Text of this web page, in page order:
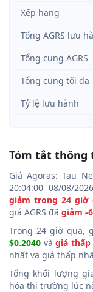
Xếp hạng
Tổng AGRS lưu
Tổng cung AGRS
Tổng cung tối đa
Tỷ lệ lưu hành
Tóm tắt thông
Giá Agoras: Tau
20:04:00 08/08/
giảm trong 24 giờ
giá AGRS đã giảm -
Trong 24 giờ qua,
$0.2040 vàgiá thấp
nhất va giá thấp
Tổng khối lượng
hóa thị trường lúc